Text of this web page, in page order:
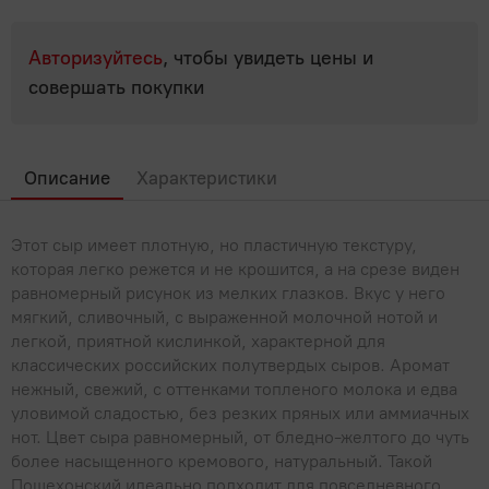
Паштеты
Сосиски, сардельки
Овощные консервы
Рыбные консервы
Крупы, бобовые
Продукты быстрого приготовления
Сахар, соль
Хлопья, мюсли, отруби, сухие завтраки
Молоко
Молочные напитки
Растительные продукты
Сгущенное молоко
Сливки
Сливочное масло, маргарин
Сметана
Сыры
Творог, йогурты, сырки
Мясо, птица
Птица
Орехи, сухофрукты, семечки
Прочее
Бытовая химия, товары для дома
Рыба, икра, морепродукты
Икра
Крабовое мясо и палочки
Морепродукты
Морская капуста, салаты
Рыба
Сладости
Жвачки, драже
Зефир, мармелад, пастила
Карамель
Конфеты
Соки, вода, напитки
Вода
Газированные напитки
Квас
Соусы, специи, масло, майонез
Майонез
Чай, кофе
Авторизуйтесь, чтобы увидеть цены и
совершать покупки
Описание Характеристики
Этот сыр имеет плотную, но пластичную текстуру,
которая легко режется и не крошится, а на срезе виден
равномерный рисунок из мелких глазков. Вкус у него
мягкий, сливочный, с выраженной молочной нотой и
легкой, приятной кислинкой, характерной для
классических российских полутвердых сыров. Аромат
нежный, свежий, с оттенками топленого молока и едва
уловимой сладостью, без резких пряных или аммиачных
нот. Цвет сыра равномерный, от бледно-желтого до чуть
более насыщенного кремового, натуральный. Такой